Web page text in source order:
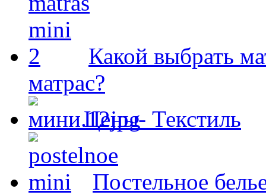
Какой выбрать
матрас?
Цены- Текстиль
Постельное